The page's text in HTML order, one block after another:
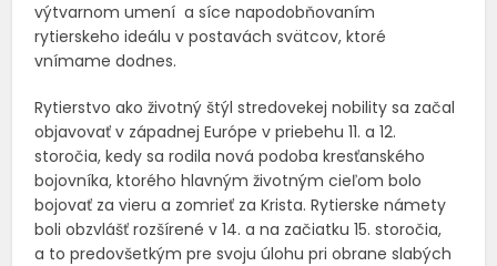
výtvarnom umení a síce napodobňovaním
rytierskeho ideálu v postavách svätcov, ktoré
vnímame dodnes.
Rytierstvo ako životný štýl stredovekej nobility sa začal
objavovať v západnej Európe v priebehu 11. a 12.
storočia, kedy sa rodila nová podoba kresťanského
bojovníka, ktorého hlavným životným cieľom bolo
bojovať za vieru a zomrieť za Krista. Rytierske námety
boli obzvlášť rozšírené v 14. a na začiatku 15. storočia,
a to predovšetkým pre svoju úlohu pri obrane slabých